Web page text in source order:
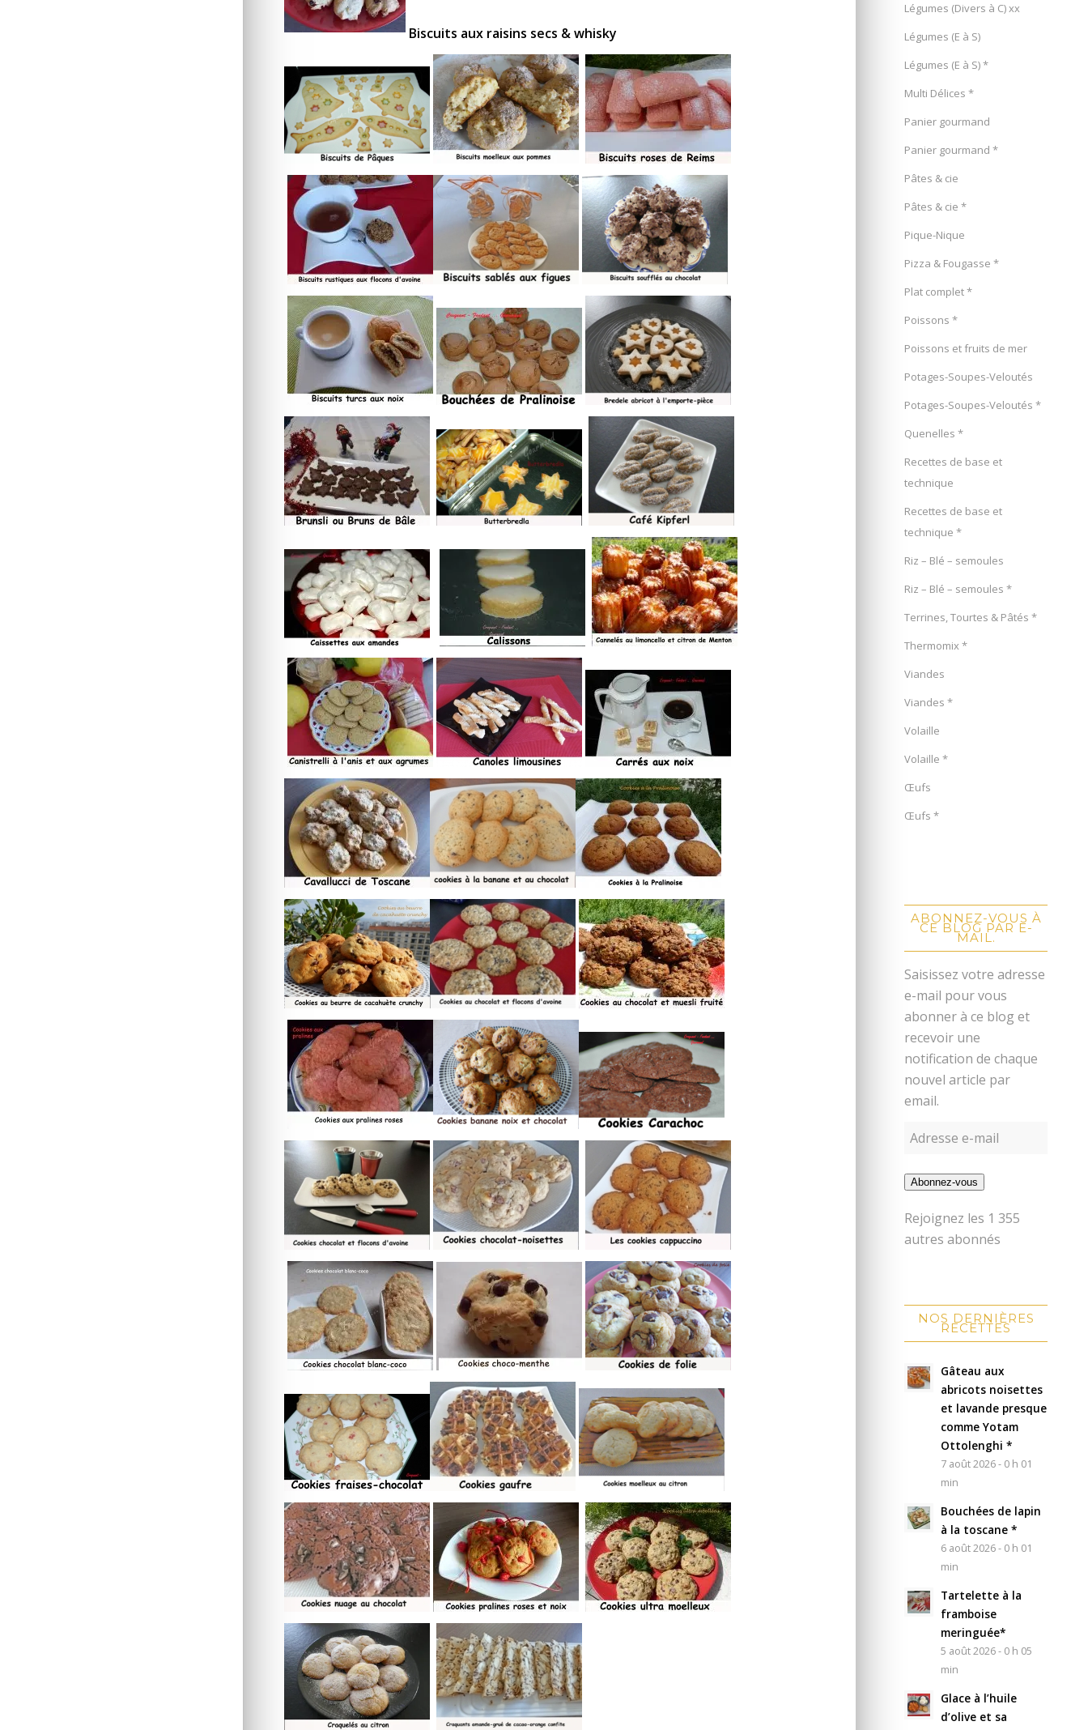
Biscuits aux raisins secs & whisky
Légumes (Divers à C) xx
Légumes (E à S)
Légumes (E à S) *
Multi Délices *
Panier gourmand
Panier gourmand *
Pâtes & cie
Pâtes & cie *
Pique-Nique
Pizza & Fougasse *
Plat complet *
Poissons *
Poissons et fruits de mer
Potages-Soupes-Veloutés
Potages-Soupes-Veloutés *
Quenelles *
Recettes de base et
technique
Recettes de base et
technique *
Riz – Blé – semoules
Riz – Blé – semoules *
Terrines, Tourtes & Pâtés *
Thermomix *
Viandes
Viandes *
Volaille
Volaille *
Œufs
Œufs *
ABONNEZ-VOUS À
CE BLOG PAR E-
MAIL.
Saisissez votre adresse
e-mail pour vous
abonner à ce blog et
recevoir une
notification de chaque
nouvel article par
email.
Abonnez-vous
Rejoignez les 1 355
autres abonnés
NOS DERNIÈRES
RECETTES
Gâteau aux
abricots noisettes
et lavande presque
comme Yotam
Ottolenghi *
7 août 2026 - 0 h 01
min
Bouchées de lapin
à la toscane *
6 août 2026 - 0 h 01
min
Tartelette à la
framboise
meringuée*
5 août 2026 - 0 h 05
min
Glace à l’huile
d’olive et sa